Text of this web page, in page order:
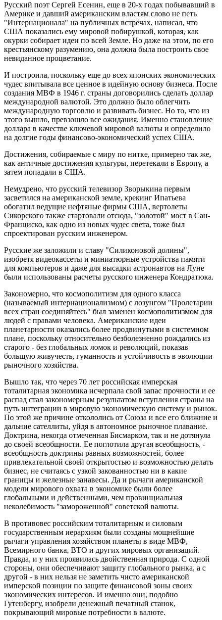
Русский поэт Сергей Есенин, еще в 20-х годах побывавший в
Америке и давший американским властям слово не петь
"Интернационала" на публичных встречах, написал, что
США показались ему мировой побирушкой, которая, как
окурки собирает идеи по всей Земле. Но даже на этом, по его
крестьянскому разумению, она должна была построить свое
невиданное процветание.
И построила, поскольку еще до всех японских экономических
чудес впитывала все ценное в идейную основу бизнеса. После
создания МВФ в 1946 г. страны договорились сделать доллар
международной валютой. Это должно было облегчить
международную торговлю и развивать бизнес. Но то, что из
этого вышло, превзошло все ожидания. Именно становление
доллара в качестве ключевой мировой валюты и определило
на долгие годы финансово-экономический успех США.
Достижения, собираемые с миру по нитке, примерно так же,
как античные достижения культуры, перетекали в Европу, а
затем попадали в США.
Немудрено, что русский телевизор Зворыкина первым
засветился на американской земле, крекинг Ипатьева
обогатил ведущие нефтяные фирмы США, вертолеты
Сикорского также стартовали отсюда, "золотой" мост в Сан-
Франциско, как одно из новых чудес света, тоже был
спроектирован русским инженером.
Русские же заложили и славу "Силиконовой долины",
изобретя видеокассеты и миниатюрные устройства памяти
для компьютеров и даже для высадки астронавтов на Луне
были использованы расчеты русского инженера Кондратюка.
Закономерно, что космополитизм для одного класса
(называемый интернационализмом) с лозунгом "Пролетарии
всех стран соединяйтесь" был заменен космополитизмом для
людей с правами человека. Американские идеи
планетарности оказались более продвинутыми в системном
плане, поскольку относительно безболезненно рождались из
старого - без глобальных ломок и революций, показав
большую живучесть, гуманность и устойчивость в эволюции
рыночного хозяйства.
Вышло так, что через 70 лет российская имперская
тоталитарная экономика исчерпала свой запас прочности и ее
распад стал закономерным результатом вступления страны на
путь интеграции в мировую экономическую систему и рынок.
По этой же причине откололись от Союза и все его ближние и
дальние сателлиты, уйдя в автономное рыночное плавание.
Доктрина, некогда отмеченная Бисмарком, так и не дотянула
до своей всеобщности. Ее поглотила другая всеобщность, -
всеобщность доктрины равных возможностей, более
привлекательной своей открытостью и возможностью делать
бизнес, не считаясь с узкой закованностью ни в какие
границы и железные занавесы. Да и рычаги американской
модели мирового охвата в экономике были более
глобальными и действенными, чем провинциальная
неколебимость "замороженной" советской валюты.
В противовес российским тоталитарным и силовым
государственным иерархиям были созданы мощнейшие
рычаги управления хозяйством планеты в виде МВФ,
Всемирного банка, ВТО и других мировых организаций.
Правда, и у них проявилась двойственная природа. С одной
стороны, они обеспечивают защиту глобального рынка, а с
другой - в них нельзя не заметить чисто американской
имперской позиции по защите финансовой зоны своих
экономических интересов. И именно они, подобно
Гутенбергу, изобрели денежный печатный станок,
покрывающий мировые потребности в валюте.